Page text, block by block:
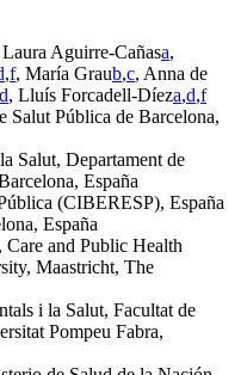
Aguirre-Cañasa,
,f, María Graub,c, Anna de
d, Lluís Forcadell-Díeza,d,f
Salut Pública de Barcelona,
Salut, Departament de
España
(CIBERESP), España
España
and Public Health
Maastricht, The
i la Salut, Facultat de
Pompeu Fabra,